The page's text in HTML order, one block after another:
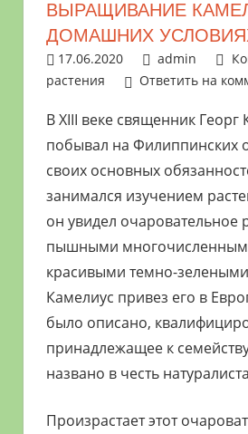
растениями
цветами.
Поможем
участка
выращивании
богатого
урожая.
ВЫРАЩИВАНИЕ
ДОМАШНИХ
17.06.2020 admin
растения
Ответить на
В XIII веке священник Георг
побывал на Филиппинских
своих основных
занимался изучением
он увидел очаровательное
пышными
красивыми темно-
Камелиус привез его в
было описано,
принадлежащее к
названо в честь
Произрастает этот